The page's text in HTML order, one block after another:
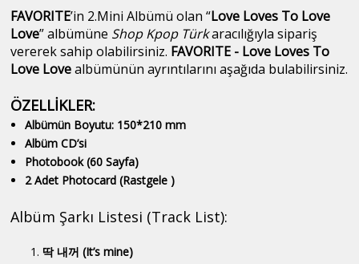
FAVORITE’in 2.Mini Albümü olan “Love Loves To Love
Love” albümüne Shop Kpop Türkaracılığıyla sipariş
vererek sahip olabilirsiniz. FAVORITE - Love Loves To
Love Lovealbümünün ayrıntılarını aşağıda bulabilirsiniz.
ÖZELLİKLER:
Albümün Boyutu: 150*210 mm
Albüm CD’si
Photobook (60 Sayfa)
2 Adet Photocard (Rastgele )
Albüm Şarkı Listesi (Track List):
딱 내꺼 (It’s mine)